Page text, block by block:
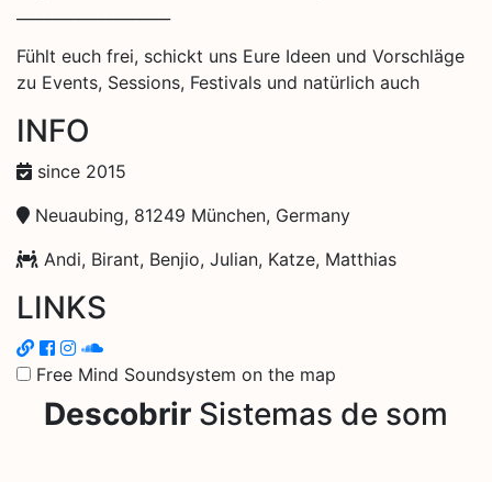
Fühlt euch frei, schickt uns Eure Ideen und Vorschläge
zu Events, Sessions, Festivals und natürlich auch
INFO
since 2015
Neuaubing, 81249 München, Germany
Andi, Birant, Benjio, Julian, Katze, Matthias
LINKS
Free Mind Soundsystem on the map
Descobrir Sistemas de som